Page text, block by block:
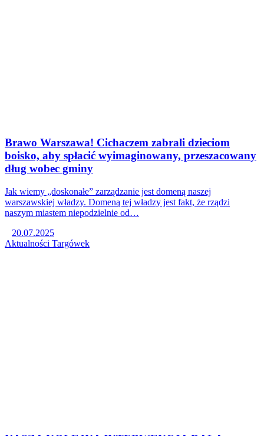
Brawo Warszawa! Cichaczem zabrali dzieciom
boisko, aby spłacić wyimaginowany, przeszacowany
dług wobec gminy
Jak wiemy „doskonałe” zarządzanie jest domeną naszej
warszawskiej władzy. Domeną tej władzy jest fakt, że rządzi
naszym miastem niepodzielnie od…
20.07.2025
Aktualności Targówek